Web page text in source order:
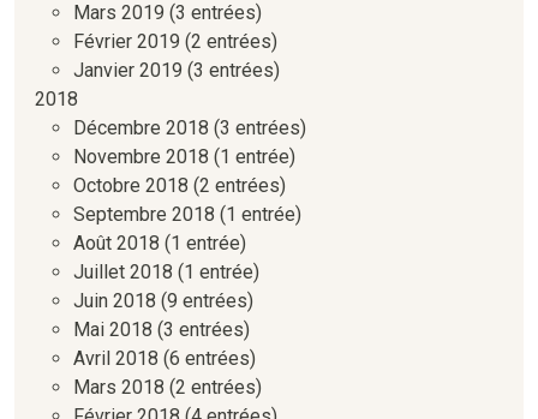
Mars 2019 (3 entrées)
Février 2019 (2 entrées)
Janvier 2019 (3 entrées)
2018
Décembre 2018 (3 entrées)
Novembre 2018 (1 entrée)
Octobre 2018 (2 entrées)
Septembre 2018 (1 entrée)
Août 2018 (1 entrée)
Juillet 2018 (1 entrée)
Juin 2018 (9 entrées)
Mai 2018 (3 entrées)
Avril 2018 (6 entrées)
Mars 2018 (2 entrées)